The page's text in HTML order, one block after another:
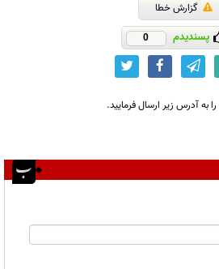
گزارش خطا
پسندیدم 0
به آدرس زیر ارسال فرمایید.